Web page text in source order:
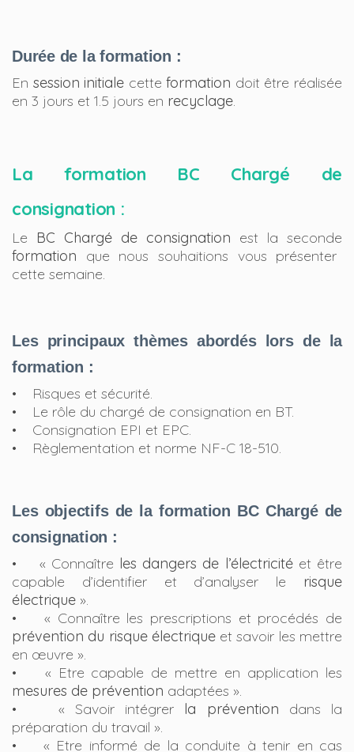
Durée de la formation :
En session initiale cetteformation doit être réalisée
en 3 jours et 1.5 jours en recyclage.
La formation BC Chargé de
consignation :
Le BC Chargé de consignation est la seconde
formation que nous souhaitions vous présenter
cette semaine.
Les principaux thèmes abordés lors de la
formation :
• Risques et sécurité.
• Le rôle du chargé de consignation en BT.
• Consignation EPI et EPC.
• Règlementation et norme NF-C 18-510.
Les objectifs de la formation BC Chargé de
consignation :
• « Connaître les dangers de l’électricitéet être
capable d’identifier et d’analyser le risque
électrique ».
• « Connaître les prescriptions et procédés de
prévention du risque électriqueet savoir les mettre
en œuvre ».
• « Etre capable de mettre en application les
mesures de prévention adaptées ».
• « Savoir intégrer la prévention dans la
préparation du travail ».
• « Etre informé de la conduite à tenir en cas